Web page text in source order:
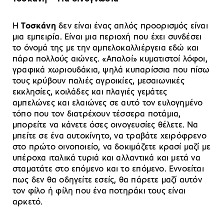
ΗΤοσκάνηδεν είναι ένας απλός προορισμός είναι
μια εμπειρία. Είναι μια περιοχή που έχει συνδέσει
το όνομά της με την αμπελοκαλλιέργεια εδώ και
πάρα πολλούς αιώνες. «Απαλοί» κυματιστοί λόφοι,
γραφικά χωριουδάκια, ψηλά κυπαρίσσια που πίσω
τους κρύβουν παλιές αγροικίες, μεσαιωνικές
εκκλησίες, κοιλάδες και πλαγιές γεμάτες
αμπελώνες και ελαιώνες σε αυτό τον ευλογημένο
τόπο που τον διατρέχουν τέσσερα ποτάμια,
μπορείτε να κάνετε όσες οινογευσίες θέλετε. Να
μπείτε σε ένα αυτοκίνητο, να τραβάτε χειρόφρενο
στο πρώτο οινοποιείο, να δοκιμάζετε κρασί μαζί με
υπέροχα ιταλικά τυριά και αλλαντικά και μετά να
σταματάτε στο επόμενο και το επόμενο. Εννοείται
πως δεν θα οδηγείτε εσείς, θα πάρετε μαζί αυτόν
τον φίλο ή φίλη που ένα ποτηράκι τους είναι
αρκετό.